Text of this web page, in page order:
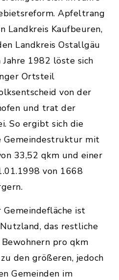
Apfeltrang
Landkreis Kaufbeuren,
Landkreis Ostallgäu
1982 löste sich
Ortsteil
von der
und trat der
So ergibt sich die
Gemeindestruktur mit
33,52 qkm und einer
von 1668
ist
das restliche
pro qkm
den größeren, jedoch
Gemeinden im